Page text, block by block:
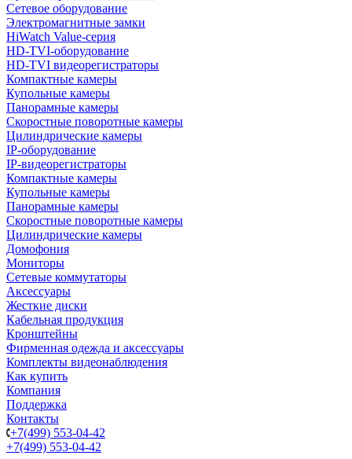
Сетевое оборудование
Электромагнитные замки
HiWatch Value-серия
HD-TVI-оборудование
HD-TVI видеорегистраторы
Компактные камеры
Купольные камеры
Панорамные камеры
Скоростные поворотные камеры
Цилиндрические камеры
IP-оборудование
IP-видеорегистраторы
Компактные камеры
Купольные камеры
Панорамные камеры
Скоростные поворотные камеры
Цилиндрические камеры
Домофония
Мониторы
Сетевые коммутаторы
Аксессуары
Жесткие диски
Кабельная продукция
Кронштейны
Фирменная одежда и аксессуары
Комплекты видеонаблюдения
Как купить
Компания
Поддержка
Контакты
+7(499) 553-04-42
+7(499) 553-04-42